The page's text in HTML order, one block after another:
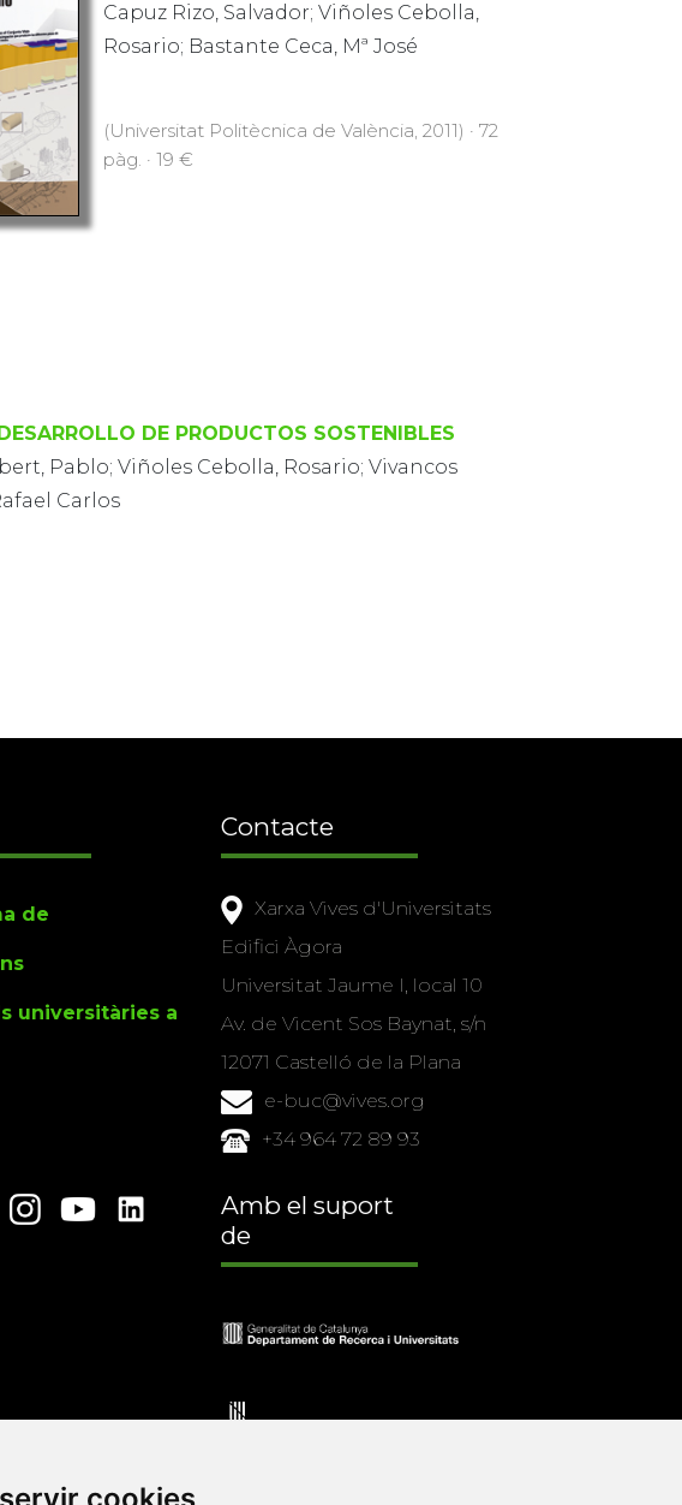
Capuz Rizo, Salvador; Viñoles Cebolla,
Rosario; Bastante Ceca, Mª José
(Universitat Politècnica de València, 2011) · 72
pàg. · 19 €
DE PRODUCTOS SOSTENIBLES
Pablo; Viñoles Cebolla, Rosario; Vivancos
Carlos
de
universitàries a
Contacte
Xarxa Vives d'Universitats
Edifici Àgora
Universitat Jaume I, local 10
Av. de Vicent Sos Baynat, s/n
12071 Castelló de la Plana
e-buc@vives.org
+34 964 72 89 93
Amb el suport
de